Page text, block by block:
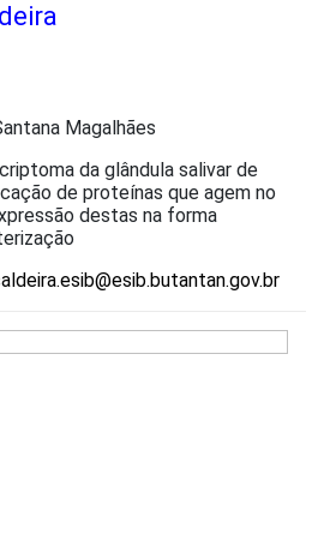
Magalhães
da glândula salivar de
de proteínas que agem no
destas na forma